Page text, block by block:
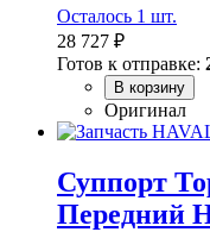
Осталось 1 шт.
28 727 ₽
Готов к отправке:
В корзину
Оригинал
Суппорт
Передний